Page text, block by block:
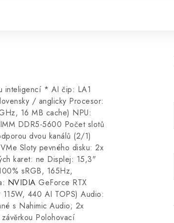
inteligencí * AI čip: LA1
/ anglicky Procesor:
16 MB cache) NPU:
DDR5-5600 Počet slotů
dvou kanálů (2/1)
Sloty pevného disku: 2x
karet: ne Displej: 15,3"
sRGB, 165Hz,
NVIDIA GeForce RTX
440 AI TOPS) Audio:
s Nahimic Audio; 2x
Polohovací